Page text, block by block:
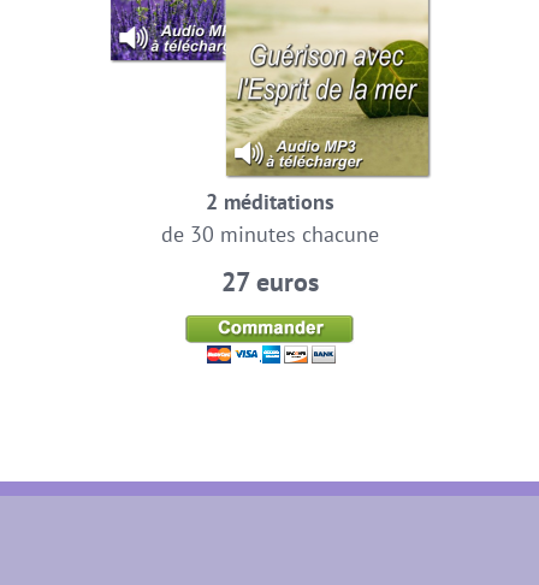
2 méditations
de 30 minutes chacune